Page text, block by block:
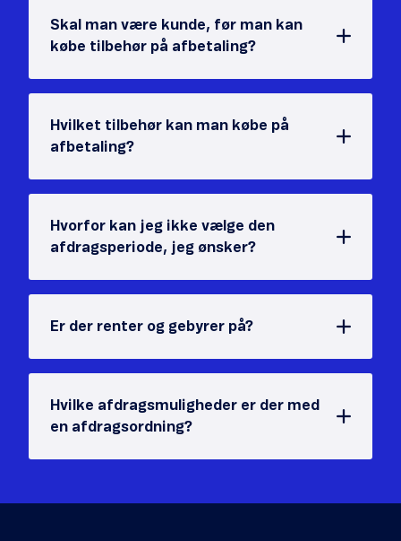
Skal man være kunde, før man kan
købe tilbehør på afbetaling?
Hvilket tilbehør kan man købe på
afbetaling?
Hvorfor kan jeg ikke vælge den
afdragsperiode, jeg ønsker?
Er der renter og gebyrer på?
Hvilke afdragsmuligheder er der med
en afdragsordning?